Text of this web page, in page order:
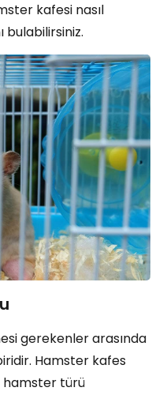
kafesi nasıl
bulabilirsiniz.
gerekenler arasında
Hamster kafes
hamster türü